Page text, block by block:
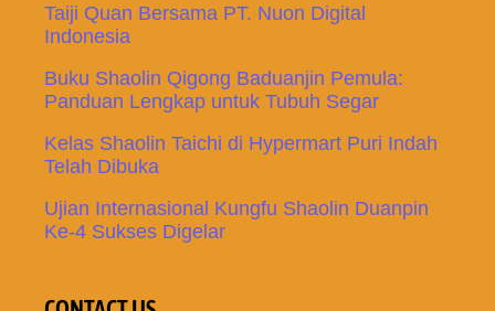
Taiji Quan Bersama PT. Nuon Digital
Indonesia
Buku Shaolin Qigong Baduanjin Pemula:
Panduan Lengkap untuk Tubuh Segar
Kelas Shaolin Taichi di Hypermart Puri Indah
Telah Dibuka
Ujian Internasional Kungfu Shaolin Duanpin
Ke-4 Sukses Digelar